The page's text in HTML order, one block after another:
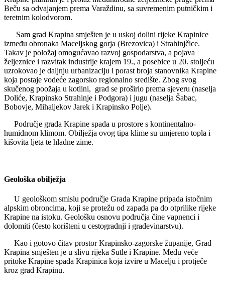
Beču sa odvajanjem prema Varaždinu, sa suvremenim putničkim i
teretnim kolodvorom.
Sam grad Krapina smješten je u uskoj dolini rijeke Krapinice
između obronaka Maceljskog gorja (Brezovica) i Strahinjčice.
Takav je položaj omogućavao razvoj gospodarstva, a pojava
željeznice i razvitak industrije krajem 19., a posebice u 20. stoljeću
uzrokovao je daljnju urbanizaciju i porast broja stanovnika Krapine
koja postaje vodeće zagorsko regionalno središte. Zbog svog
skučenog poožaja u kotlini, grad se proširio prema sjeveru (naselja
Doliće, Krapinsko Strahinje i Podgora) i jugu (naselja Šabac,
Bobovje, Mihaljekov Jarek i Krapinsko Polje).
Područje grada Krapine spada u prostore s kontinentalno-
humidnom klimom. Obilježja ovog tipa klime su umjereno topla i
kišovita ljeta te hladne zime.
Geološka obilježja
U geološkom smislu područje Grada Krapine pripada istočnim
alpskim obroncima, koji se protežu od zapada pa do otprilike rijeke
Krapine na istoku. Geološku osnovu područja čine vapnenci i
dolomiti (često korišteni u cestogradnji i građevinarstvu).
Kao i gotovo čitav prostor Krapinsko-zagorske županije, Grad
Krapina smješten je u slivu rijeka Sutle i Krapine. Među veće
pritoke Krapine spada Krapinica koja izvire u Macelju i protječe
kroz grad Krapinu.